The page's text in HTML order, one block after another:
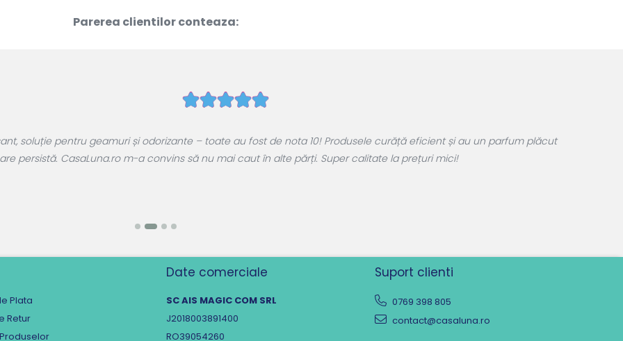
Parerea clientilor conteaza:
geamuri și odorizante – toate au fost de nota 10! Produsele curăță eficient și au un parfum plăcut
m-a convins să nu mai caut în alte părți. Super calitate la prețuri mici!
T R
Plata
Retur
Date comerciale
SC AIS MAGIC COM SRL
J2018003891400
RO39054260
Suport clienti
0769 398 805
contact@casaluna.ro